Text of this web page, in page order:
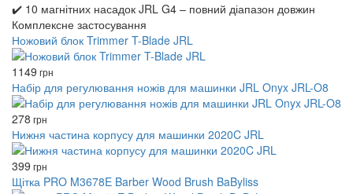
✔️ 10 магнітних насадок JRL G4 – повний діапазон довжин
Комплексне застосування
Ножовий блок Trimmer T-Blade JRL
1149 грн
Набір для регулювання ножів для машинки JRL Onyx JRL-O8
278 грн
Нижня частина корпусу для машинки 2020C JRL
399 грн
Щітка PRO M3678E Barber Wood Brush BaByliss